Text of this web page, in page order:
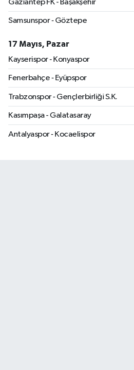
Gaziantep FK - Başakşehir
Samsunspor - Göztepe
17 Mayıs, Pazar
Kayserispor - Konyaspor
Fenerbahçe - Eyüpspor
Trabzonspor - Gençlerbirliği S.K.
Kasımpaşa - Galatasaray
Antalyaspor - Kocaelispor